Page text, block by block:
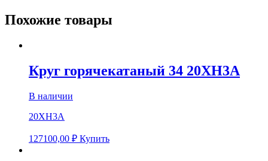
Похожие товары
Круг горячекатаный 34 20ХН3А
В наличии
20ХН3А
127100,00 ₽ Купить